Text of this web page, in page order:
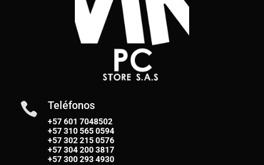
 Teléfonos
+57 601 7048502
+57310 565 0594
+57302 215 0576
+57304 200 3817
+57300 293 4930